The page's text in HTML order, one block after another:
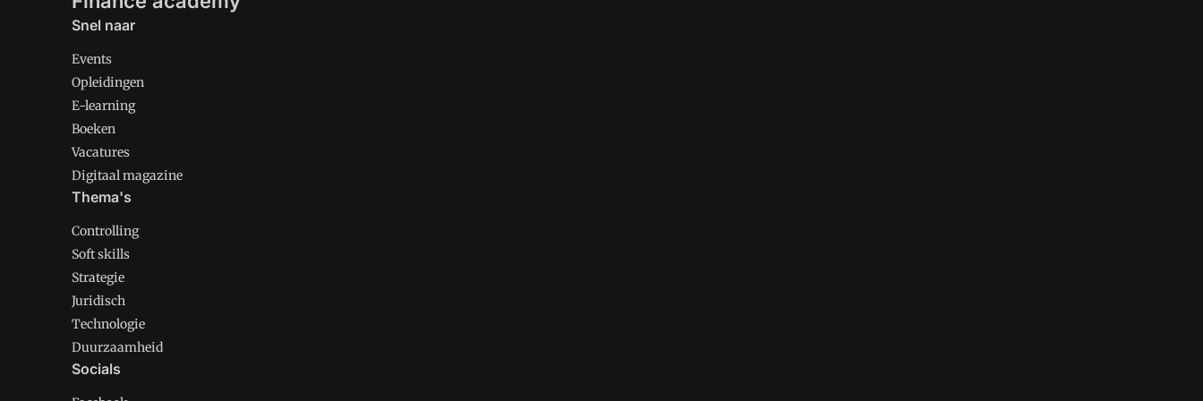
Snel naar
Events
Opleidingen
E-learning
Boeken
Vacatures
Digitaal magazine
Thema's
Controlling
Soft skills
Strategie
Juridisch
Technologie
Duurzaamheid
Socials